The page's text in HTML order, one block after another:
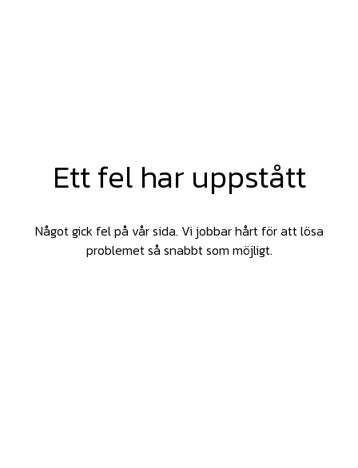
Ett fel har uppstått
Något gick fel på vår sida. Vi jobbar hårt för att lösa
problemet så snabbt som möjligt.